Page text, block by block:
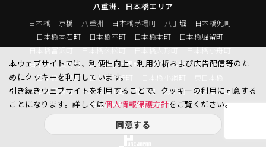
八重洲、日本橋エリア
日本橋 京橋 八重洲 日本橋茅場町 八丁堀
日本橋兜町
日本橋本石町
日本橋室町 日本橋本町
日本橋堀留町
日本橋富沢町
日本橋久松町 日本橋人形町
日本橋小舟町
日本橋大伝馬町
日本橋小伝馬町 日本橋浜町
日本橋中洲
日本橋蛎殻町
日本橋箱崎町 日本橋小網町
東日本橋
日本橋馬喰町
日本橋横山町 丸の内 鍛冶町
神田鍛冶町
神田紺屋町
神田美倉町
本ウェブサイトでは、利便性向上、利用分析および広告配信等のた
めにクッキーを利用しています。
引き続きウェブサイトを利用することで、クッキーの利用に同意する
ことになります。詳しくは個人情報保護方針をご覧ください。
同意する